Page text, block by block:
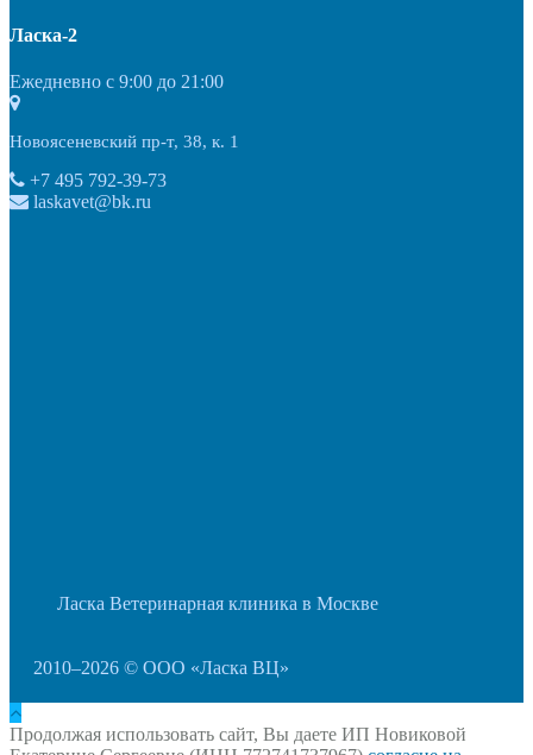
Ласка-2
Ежедневно с 9:00 до 21:00
Новоясеневский пр-т, 38, к. 1
+7 495 792-39-73
laskavet@bk.ru
Ласка Ветеринарная клиника в Москве
2010–2026 © ООО «Ласка ВЦ»
Продолжая использовать сайт, Вы даете ИП Новиковой